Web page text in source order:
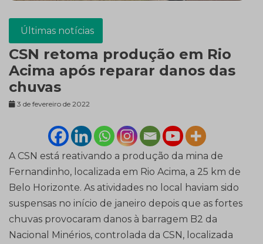
Últimas notícias
CSN retoma produção em Rio
Acima após reparar danos das
chuvas
3 de fevereiro de 2022
A CSN está reativando a produção da mina de
Fernandinho, localizada em Rio Acima, a 25 km de
Belo Horizonte. As atividades no local haviam sido
suspensas no início de janeiro depois que as fortes
chuvas provocaram danos à barragem B2 da
Nacional Minérios, controlada da CSN, localizada